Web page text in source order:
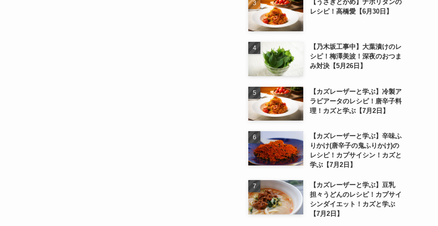
【うさぎとかめ】ナポリタンの
レシピ！高橋愛【6月30日】
【乃木坂工事中】大葉漬けのレ
シピ！梅澤美波！深夜のおつま
み対決【5月26日】
【カズレーザーと学ぶ】冷製ア
ラビアータのレシピ！唐辛子料
理！カズと学ぶ【7月2日】
【カズレーザーと学ぶ】辛味ふ
りかけ(唐辛子の鬼ふりかけ)の
レシピ！カプサイシン！カズと
学ぶ【7月2日】
【カズレーザーと学ぶ】豆乳
担々うどんのレシピ！カプサイ
シンダイエット！カズと学ぶ
【7月2日】